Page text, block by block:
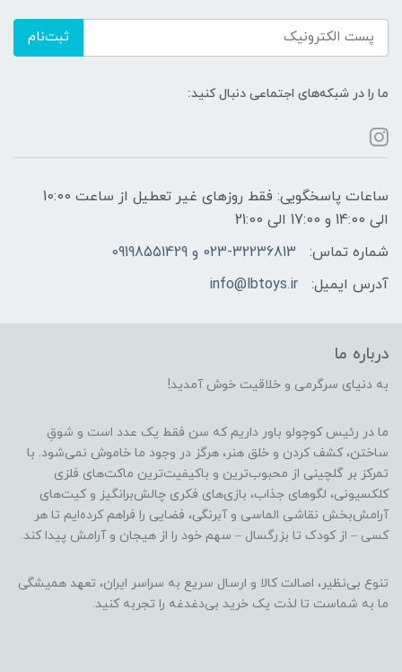
ثبت‌نام
ما را در شبکه‌های اجتماعی دنبال کنید:
ساعات پاسخگویی: فقط روزهای غیر تعطیل از ساعت 10:00
الی 14:00 و 17:00 الی 21:00
شماره تماس:
023-32236813 و 09198551429
آدرس ایمیل:
info@lbtoys.ir
درباره ما
به دنیای سرگرمی و خلاقیت خوش آمدید!
ما در رئیس کوچولو باور داریم که سن فقط یک عدد است و شوقِ
ساختن، کشف کردن و خلق هنر، هرگز در وجود ما خاموش نمی‌شود. با
تمرکز بر گلچینی از محبوب‌ترین و باکیفیت‌ترین ماکت‌های فلزی
کلکسیونی، لگوهای جذاب، بازی‌های فکری چالش‌برانگیز و کیت‌های
آرامش‌بخش نقاشی الماسی و آبرنگی، فضایی را فراهم کرده‌ایم تا هر
کسی – از کودک تا بزرگسال – سهم خود را از هیجان و آرامش پیدا کند.
تنوع بی‌نظیر، اصالت کالا و ارسال سریع به سراسر ایران، تعهد همیشگی
ما به شماست تا لذت یک خرید بی‌دغدغه را تجربه کنید.